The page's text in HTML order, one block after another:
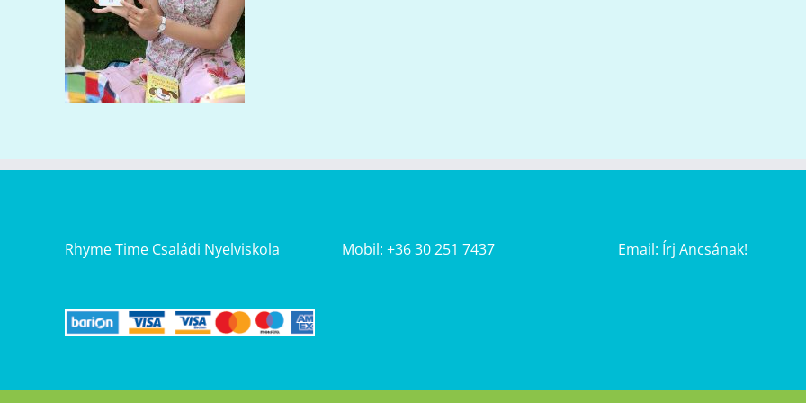
Rhyme Time Családi Nyelviskola Mobil: +36 30 251 7437 Email: Írj Ancsának!